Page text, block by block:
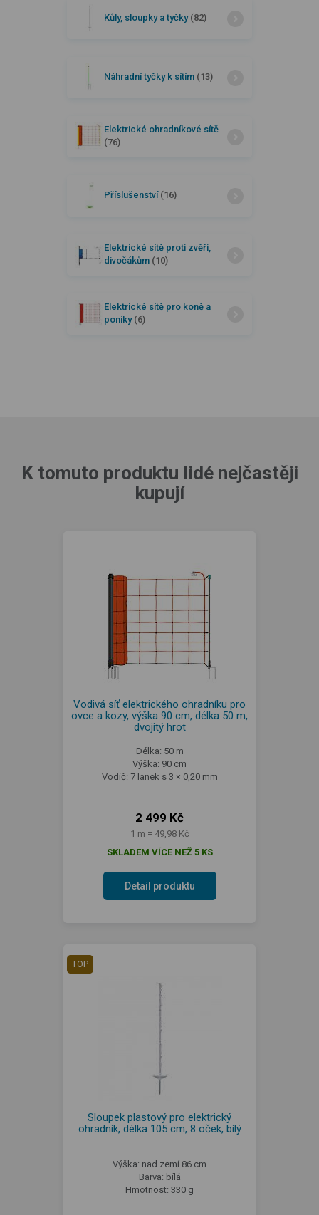
Kůly, sloupky a tyčky (82)
Náhradní tyčky k sítím (13)
Elektrické ohradníkové sítě
(76)
Příslušenství (16)
Elektrické sítě proti zvěři,
divočákům (10)
Elektrické sítě pro koně a
poníky (6)
K tomuto produktu lidé nejčastěji
kupují
Vodivá síť elektrického ohradníku pro
ovce a kozy, výška 90 cm, délka 50 m,
dvojitý hrot
Délka: 50 m
Výška: 90 cm
Vodič: 7 lanek s 3 × 0,20 mm
2 499 Kč
1 m = 49,98 Kč
SKLADEM VÍCE NEŽ 5 KS
Detail produktu
TOP
Sloupek plastový pro elektrický
ohradník, délka 105 cm, 8 oček, bílý
Výška: nad zemí 86 cm
Barva: bílá
Hmotnost: 330 g